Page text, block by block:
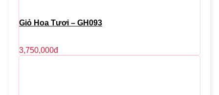
Giỏ Hoa Tươi – GH093
3,750,000đ